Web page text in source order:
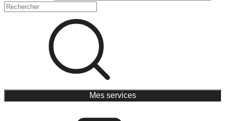
Mes services